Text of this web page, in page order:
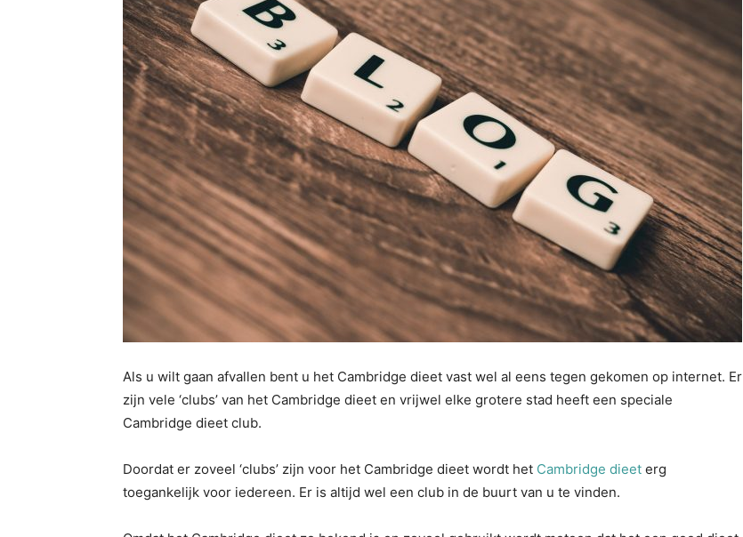
Als u wilt gaan afvallen bent u het Cambridge dieet vast wel al eens tegen gekomen op internet. Er
zijn vele ‘clubs’ van het Cambridge dieet en vrijwel elke grotere stad heeft een speciale
Cambridge dieet club.
Doordat er zoveel ‘clubs’ zijn voor het Cambridge dieet wordt het Cambridge dieet erg
toegankelijk voor iedereen. Er is altijd wel een club in de buurt van u te vinden.